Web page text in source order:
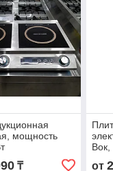
мощность
₸ от